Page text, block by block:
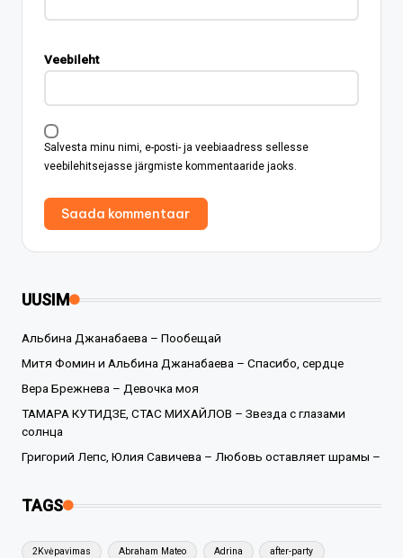
Veebileht
Salvesta minu nimi, e-posti- ja veebiaadress sellesse
veebilehitsejasse järgmiste kommentaaride jaoks.
UUSIM
Альбина Джанабаева – Пообещай
Митя Фомин и Альбина Джанабаева – Спасибо, сердце
Вера Брежнева – Девочка моя
ТАМАРА КУТИДЗЕ, СТАС МИХАЙЛОВ – Звезда с глазами
солнца
Григорий Лепс, Юлия Савичева – Любовь оставляет шрамы –
TAGS
2Kvėpavimas Abraham Mateo Adrina after-party